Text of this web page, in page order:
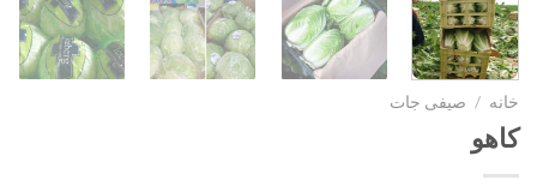
خانه / صیفی جات
کاهو